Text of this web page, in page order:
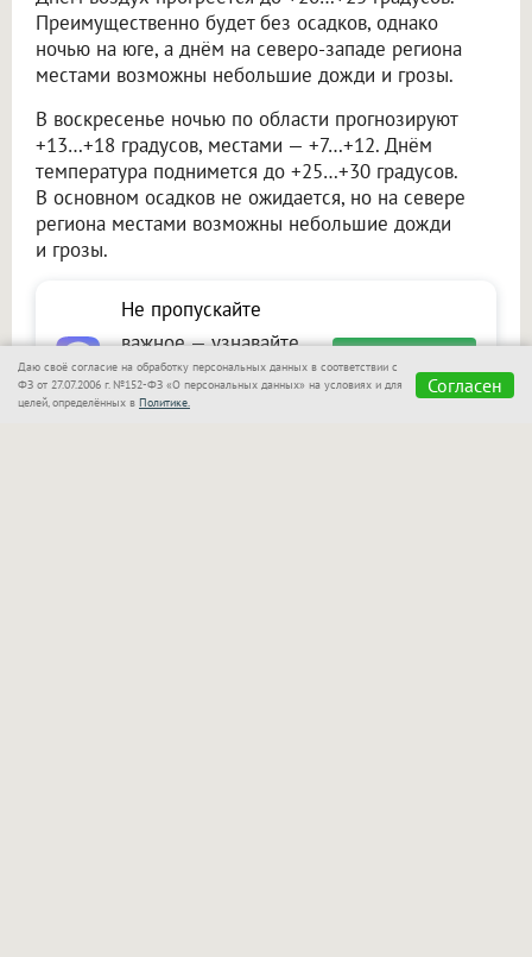
Преимущественно будет без осадков, однако
ночью на юге, а днём на северо-западе региона
местами возможны небольшие дожди и грозы.
В воскресенье ночью по области прогнозируют
+13…+18 градусов, местами — +7…+12. Днём
температура поднимется до +25…+30 градусов.
В основном осадков не ожидается, но на севере
региона местами возможны небольшие дожди
и грозы.
Не пропускайте
важное — узнавайте
первыми с Om1 в
«Макс»
Подписаться
Даю своё согласие на обработку персональных данных в соответствии с
ФЗ от 27.07.2006 г. №152-ФЗ «О персональных данных» на условиях и для
целей, определённых в Политике.
Согласен